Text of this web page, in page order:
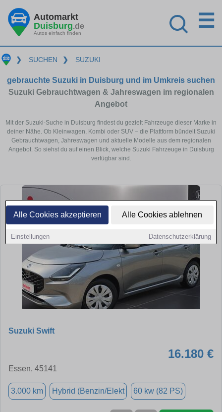
Alle Cookies akzeptieren Alle Cookies ablehnen
Einstellungen Datenschutzerklärung
Automarkt
Duisburg.de
Autos einfach finden
☰
❯ SUCHEN ❯ SUZUKI
gebrauchte Suzuki in Duisburg und im Umkreis suchen
Suzuki Gebrauchtwagen & Jahreswagen im regionalen
Angebot
Mit der Suzuki-Suche in Duisburg findest du gezielt Fahrzeuge dieser Marke in
deiner Nähe. Ob Kleinwagen, Kombi oder SUV – die Plattform bündelt Suzuki
Gebrauchtwagen, Jahreswagen und aktuelle Modelle aus dem regionalen
Angebot. So siehst du auf einen Blick, welche Suzuki Fahrzeuge in Duisburg
verfügbar sind.
Suzuki Swift
16.180 €
Essen, 45141
3.000 km Hybrid (Benzin/Elekt 60 kw (82 PS)